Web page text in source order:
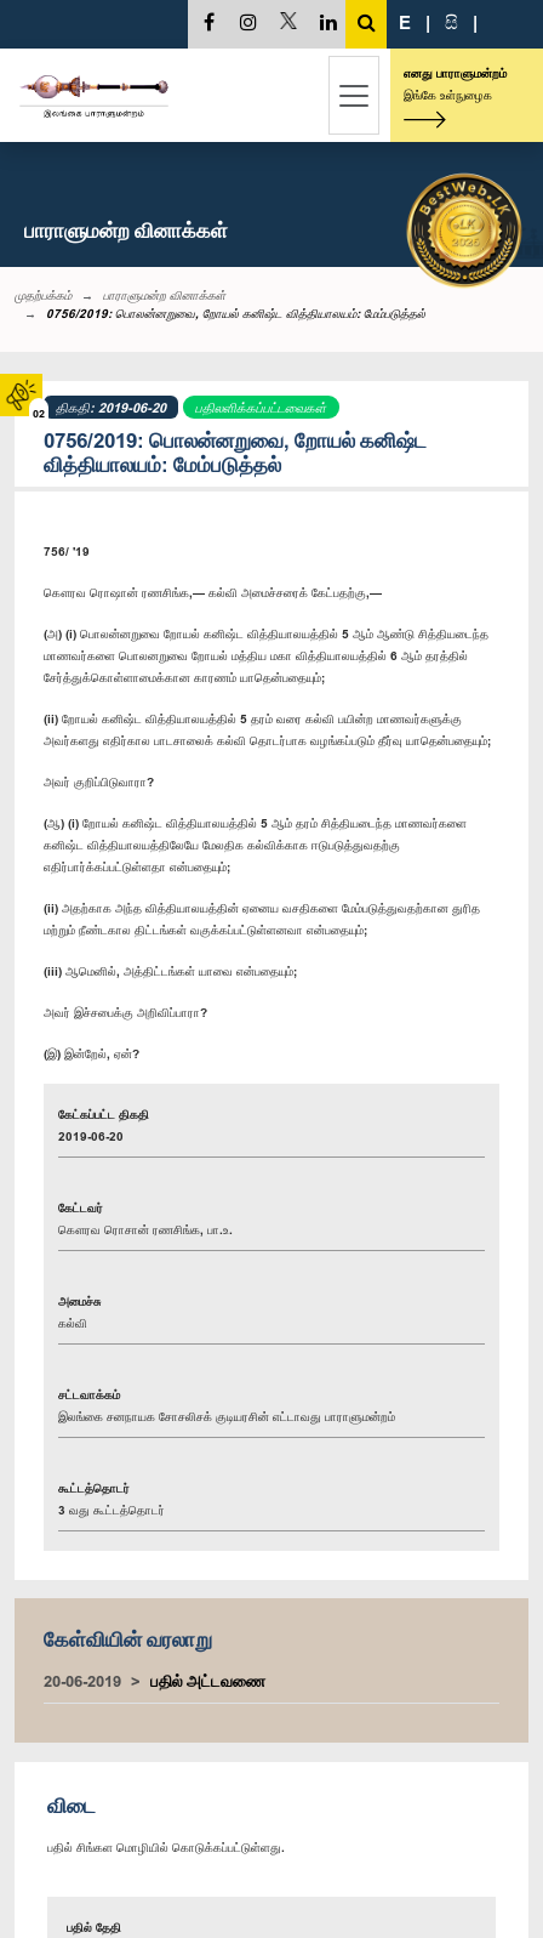
02
E | සි |
எனது பாராளுமன்றம்
இங்கே உள்நுழைக
பாராளுமன்ற வினாக்கள்
முதற்பக்கம்
பாராளுமன்ற வினாக்கள்
0756/2019: பொலன்னறுவை, றோயல் கனிஷ்ட வித்தியாலயம்: மேம்படுத்தல்
திகதி: 2019-06-20 பதிலளிக்கப்பட்டவைகள்
0756/2019: பொலன்னறுவை, றோயல் கனிஷ்ட
வித்தியாலயம்: மேம்படுத்தல்
756/ '19
கௌரவ ரொஷான் ரணசிங்க,— கல்வி அமைச்சரைக் கேட்பதற்கு,—
(அ) (i) பொலன்னறுவை றோயல் கனிஷ்ட வித்தியாலயத்தில் 5 ஆம் ஆண்டு சித்தியடைந்த
மாணவர்களை பொலனறுவை றோயல் மத்திய மகா வித்தியாலயத்தில் 6 ஆம் தரத்தில்
சேர்த்துக்கொள்ளாமைக்கான காரணம் யாதென்பதையும்;
(ii) றோயல் கனிஷ்ட வித்தியாலயத்தில் 5 தரம் வரை கல்வி பயின்ற மாணவர்களுக்கு
அவர்களது எதிர்கால பாடசாலைக் கல்வி தொடர்பாக வழங்கப்படும் தீர்வு யாதென்பதையும்;
அவர் குறிப்பிடுவாரா?
(ஆ) (i) றோயல் கனிஷ்ட வித்தியாலயத்தில் 5 ஆம் தரம் சித்தியடைந்த மாணவர்களை
கனிஷ்ட வித்தியாலயத்திலேயே மேலதிக கல்விக்காக ஈடுபடுத்துவதற்கு
எதிர்பார்க்கப்பட்டுள்ளதா என்பதையும்;
(ii) அதற்காக அந்த வித்தியாலயத்தின் ஏனைய வசதிகளை மேம்படுத்துவதற்கான துரித
மற்றும் நீண்டகால திட்டங்கள் வகுக்கப்பட்டுள்ளனவா என்பதையும்;
(iii) ஆமெனில், அத்திட்டங்கள் யாவை என்பதையும்;
அவர் இச்சபைக்கு அறிவிப்பாரா?
(இ) இன்றேல், ஏன்?
கேட்கப்பட்ட திகதி
2019-06-20
கேட்டவர்
கௌரவ ரொசான் ரணசிங்க, பா.உ.
அமைச்சு
கல்வி
சட்டவாக்கம்
இலங்கை சனநாயக சோசலிசக் குடியரசின் எட்டாவது பாராளுமன்றம்
கூட்டத்தொடர்
3 வது கூட்டத்தொடர்
கேள்வியின் வரலாறு
20-06-2019 பதில் அட்டவணை
விடை
பதில் சிங்கள மொழியில் கொடுக்கப்பட்டுள்ளது.
பதில் தேதி